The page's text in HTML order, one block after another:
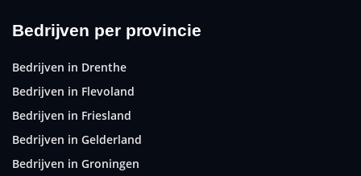
Bedrijven per provincie
Bedrijven in Drenthe
Bedrijven in Flevoland
Bedrijven in Friesland
Bedrijven in Gelderland
Bedrijven in Groningen